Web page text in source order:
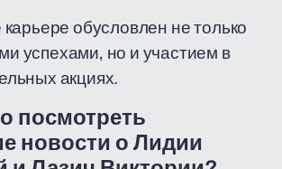
обусловлен не только
успехами, но и участием в
акциях.
посмотреть
новости о Лидии